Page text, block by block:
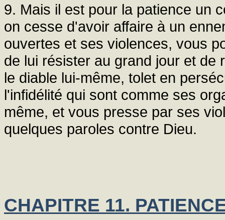
9. Mais il est pour la patience un
on cesse d'avoir affaire à un
ouvertes et ses violences, vous
de lui résister au grand jour et de
le diable lui-même, tolet en
l'infidélité qui sont comme ses
même, et vous presse par ses
quelques paroles contre Dieu.
CHAPITRE 11.